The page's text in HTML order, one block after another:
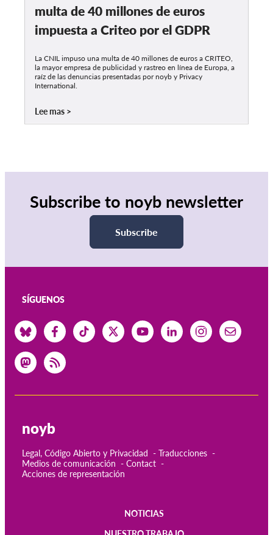
multa de 40 millones de euros
impuesta a Criteo por el GDPR
La CNIL impuso una multa de 40 millones de euros a CRITEO,
la mayor empresa de publicidad y rastreo en línea de Europa, a
raíz de las denuncias presentadas por noyb y Privacy
International.
Lee mas
Subscribe to noyb newsletter
Subscribe
SÍGUENOS
noyb
Legal, Código Abierto y Privacidad
Traducciones
Medios de comunicación
Contact
Acciones de representación
NOTICIAS